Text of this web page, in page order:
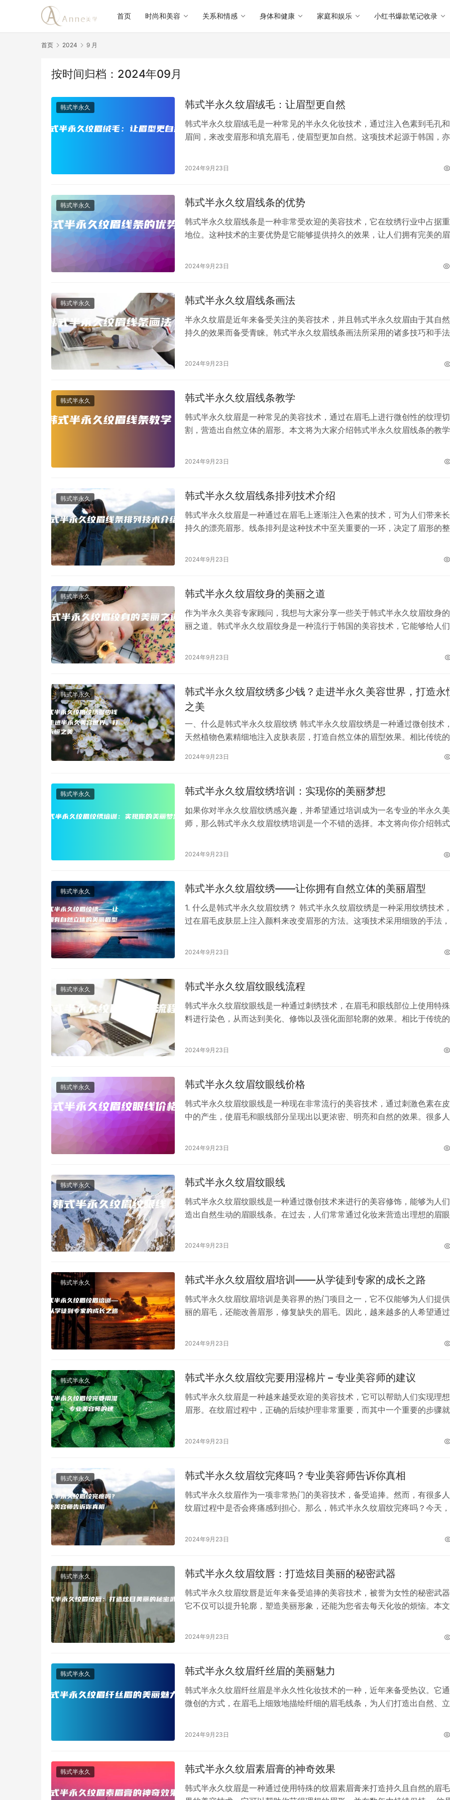
首页 时尚和美容 关系和情感 身体和健康 家庭和娱乐 小红书爆款笔记收录
首页 2024 9 月
按时间归档：2024年09月
韩式半永久 韩式半永久纹眉绒毛：让眉型更自然
韩式半永久纹眉绒毛是一种常见的半永久化妆技术，通过注入色素到毛孔
眉间，来改变眉形和填充眉毛，使眉型更加自然。这项技术起源于韩国，
2024年9月23日
韩式半永久 韩式半永久纹眉线条的优势
韩式半永久纹眉线条是一种非常受欢迎的美容技术，它在纹绣行业中占据
地位。这种技术的主要优势是它能够提供持久的效果，让人们拥有完美的眉
2024年9月23日
韩式半永久 韩式半永久纹眉线条画法
半永久纹眉是近年来备受关注的美容技术，并且韩式半永久纹眉由于其自
持久的效果而备受青睐。韩式半永久纹眉线条画法所采用的诸多技巧和手
2024年9月23日
韩式半永久 韩式半永久纹眉线条教学
韩式半永久纹眉是一种常见的美容技术，通过在眉毛上进行微创性的纹理切
割，营造出自然立体的眉形。本文将为大家介绍韩式半永久纹眉线条的教
2024年9月23日
韩式半永久 韩式半永久纹眉线条排列技术介绍
韩式半永久纹眉是一种通过在眉毛上逐渐注入色素的技术，可为人们带来
持久的漂亮眉形。线条排列是这种技术中至关重要的一环，决定了眉形的
2024年9月23日
韩式半永久 韩式半永久纹眉纹身的美丽之道
作为半永久美容专家顾问，我想与大家分享一些关于韩式半永久纹眉纹身
丽之道。韩式半永久纹眉纹身是一种流行于韩国的美容技术，它能够给人
2024年9月23日
韩式半永久
韩式半永久纹眉纹绣多少钱？走进半永久美容世界，打造永
之美
一、什么是韩式半永久纹眉纹绣 韩式半永久纹眉纹绣是一种通过微创技术
天然植物色素精细地注入皮肤表层，打造自然立体的眉型效果。相比传统
2024年9月23日
韩式半永久 韩式半永久纹眉纹绣培训：实现你的美丽梦想
如果你对半永久纹眉纹绣感兴趣，并希望通过培训成为一名专业的半永久
师，那么韩式半永久纹眉纹绣培训是一个不错的选择。本文将向你介绍韩
2024年9月23日
韩式半永久 韩式半永久纹眉纹绣——让你拥有自然立体的美丽眉型
1. 什么是韩式半永久纹眉纹绣？ 韩式半永久纹眉纹绣是一种采用纹绣技术
过在眉毛皮肤层上注入颜料来改变眉形的方法。这项技术采用细致的手法
2024年9月23日
韩式半永久 韩式半永久纹眉纹眼线流程
韩式半永久纹眉纹眼线是一种通过刺绣技术，在眉毛和眼线部位上使用特
料进行染色，从而达到美化、修饰以及强化面部轮廓的效果。相比于传统
2024年9月23日
韩式半永久 韩式半永久纹眉纹眼线价格
韩式半永久纹眉纹眼线是一种现在非常流行的美容技术，通过刺激色素在
中的产生，使眉毛和眼线部分呈现出以更浓密、明亮和自然的效果。很多
2024年9月23日
韩式半永久 韩式半永久纹眉纹眼线
韩式半永久纹眉纹眼线是一种通过微创技术来进行的美容修饰，能够为人
造出自然生动的眉眼线条。在过去，人们常常通过化妆来营造出理想的眉
2024年9月23日
韩式半永久 韩式半永久纹眉纹眉培训——从学徒到专家的成长之路
韩式半永久纹眉纹眉培训是美容界的热门项目之一，它不仅能够为人们提
丽的眉毛，还能改善眉形，修复缺失的眉毛。因此，越来越多的人希望通
2024年9月23日
韩式半永久 韩式半永久纹眉纹完要用湿棉片 – 专业美容师的建议
韩式半永久纹眉是一种越来越受欢迎的美容技术，它可以帮助人们实现理
眉形。在纹眉过程中，正确的后续护理非常重要，而其中一个重要的步骤
2024年9月23日
韩式半永久 韩式半永久纹眉纹完疼吗？专业美容师告诉你真相
韩式半永久纹眉作为一项非常热门的美容技术，备受追捧。然而，有很多
纹眉过程中是否会疼痛感到担心。那么，韩式半永久纹眉纹完疼吗？今天
2024年9月23日
韩式半永久 韩式半永久纹眉纹唇：打造炫目美丽的秘密武器
韩式半永久纹眉纹唇是近年来备受追捧的美容技术，被誉为女性的秘密武
它不仅可以提升轮廓，塑造美丽形象，还能为您省去每天化妆的烦恼。本
2024年9月23日
韩式半永久 韩式半永久纹眉纤丝眉的美丽魅力
韩式半永久纹眉纤丝眉是半永久性化妆技术的一种，近年来备受热议。它
微创的方式，在眉毛上细致地描绘纤细的眉毛线条，为人们打造出自然、
2024年9月23日
韩式半永久 韩式半永久纹眉素眉膏的神奇效果
韩式半永久纹眉是一种通过使用特殊的纹眉素眉膏来打造持久且自然的眉